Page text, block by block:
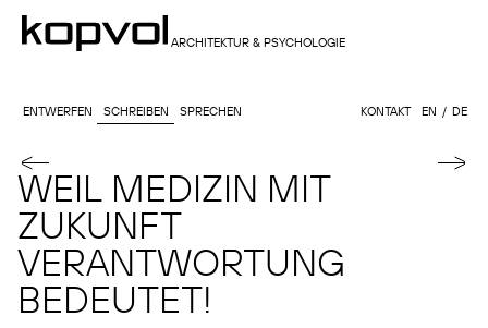
ARCHITEKTUR & PSYCHOLOGIE
ENTWERFEN SCHREIBEN SPRECHEN KONTAKT EN DE
WEIL MEDIZIN MIT
ZUKUNFT
VERANTWORTUNG
BEDEUTET!